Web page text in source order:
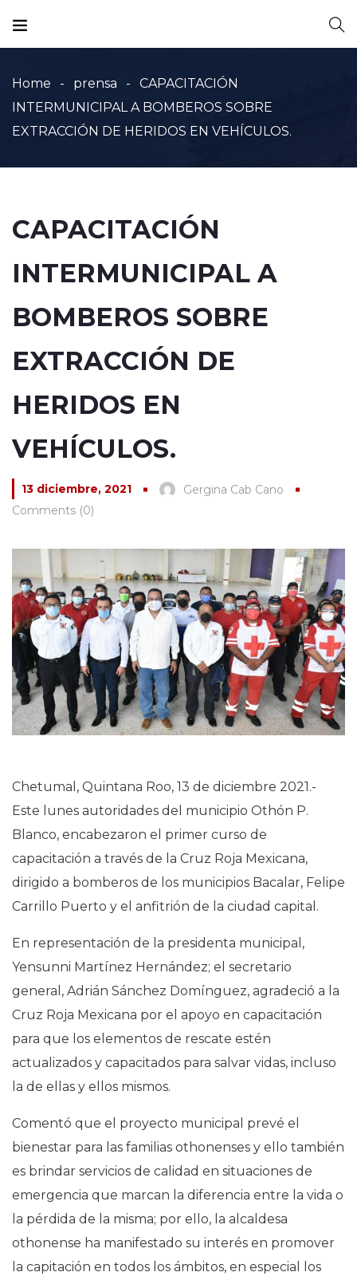
Home prensa
CAPACITACIÓN
INTERMUNICIPAL A BOMBEROS SOBRE
EXTRACCIÓN DE HERIDOS EN VEHÍCULOS.
CAPACITACIÓN
INTERMUNICIPAL A
BOMBEROS SOBRE
EXTRACCIÓN DE
HERIDOS EN
VEHÍCULOS.
13 diciembre, 2021
Gergina Cab Cano
Comments (0)
Chetumal, Quintana Roo, 13 de diciembre 2021.-
Este lunes autoridades del municipio Othón P.
Blanco, encabezaron el primer curso de
capacitación a través de la Cruz Roja Mexicana,
dirigido a bomberos de los municipios Bacalar, Felipe
Carrillo Puerto y el anfitrión de la ciudad capital.
En representación de la presidenta municipal,
Yensunni Martínez Hernández; el secretario
general, Adrián Sánchez Domínguez, agradeció a la
Cruz Roja Mexicana por el apoyo en capacitación
para que los elementos de rescate estén
actualizados y capacitados para salvar vidas, incluso
la de ellas y ellos mismos.
Comentó que el proyecto municipal prevé el
bienestar para las familias othonenses y ello también
es brindar servicios de calidad en situaciones de
emergencia que marcan la diferencia entre la vida o
la pérdida de la misma; por ello, la alcaldesa
othonense ha manifestado su interés en promover
la capitación en todos los ámbitos, en especial los